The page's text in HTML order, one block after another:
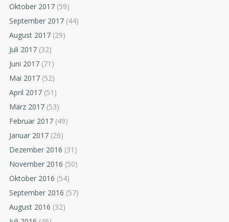
Oktober 2017 (59)
September 2017 (44)
August 2017 (29)
Juli 2017 (32)
Juni 2017 (71)
Mai 2017 (52)
April 2017 (51)
März 2017 (53)
Februar 2017 (49)
Januar 2017 (26)
Dezember 2016 (31)
November 2016 (50)
Oktober 2016 (54)
September 2016 (57)
August 2016 (32)